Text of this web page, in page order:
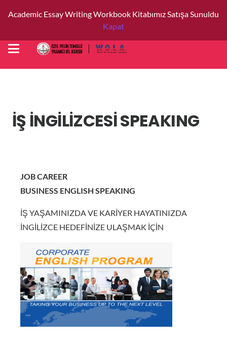
Academic Essay Writing Workbook Kitabımız Satışa Sunuldu
Kapat
İŞ İNGİLİZCESİ SPEAKING
JOB CAREER
BUSINESS ENGLISH SPEAKING
İŞ YAŞAMINIZDA VE KARİYER HAYATINIZDA
İNGİLİZCE HEDEFİNİZE ULAŞMAK İÇİN